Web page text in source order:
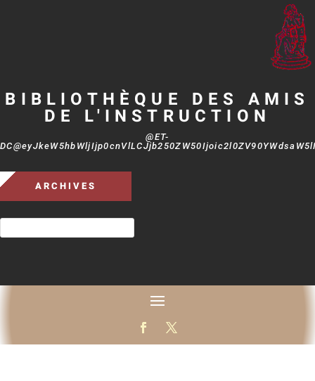
BIBLIOTHÈQUE DES AMIS
DE L'INSTRUCTION
@ET-
ARCHIVES